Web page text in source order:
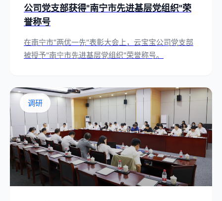
公司党支部获得"南宁市先进基层党组织"荣
誉称号
在南宁市"两优一先"表彰大会上，云宝宝公司党支部
被授予"南宁市先进基层党组织"荣誉称号。
调研